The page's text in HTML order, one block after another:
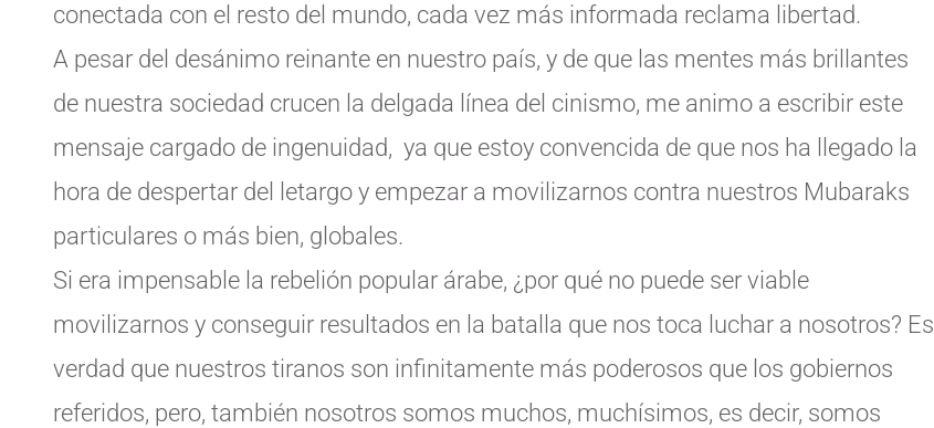
conectada con el resto del mundo, cada vez más informada reclama libertad.
A pesar del desánimo reinante en nuestro país, y de que las mentes más brillantes
de nuestra sociedad crucen la delgada línea del cinismo, me animo a escribir este
mensaje cargado de ingenuidad, ya que estoy convencida de que nos ha llegado la
hora de despertar del letargo y empezar a movilizarnos contra nuestros Mubaraks
particulares o más bien, globales.
Si era impensable la rebelión popular árabe, ¿por qué no puede ser viable
movilizarnos y conseguir resultados en la batalla que nos toca luchar a nosotros? Es
verdad que nuestros tiranos son infinitamente más poderosos que los gobiernos
referidos, pero, también nosotros somos muchos, muchísimos, es decir, somos